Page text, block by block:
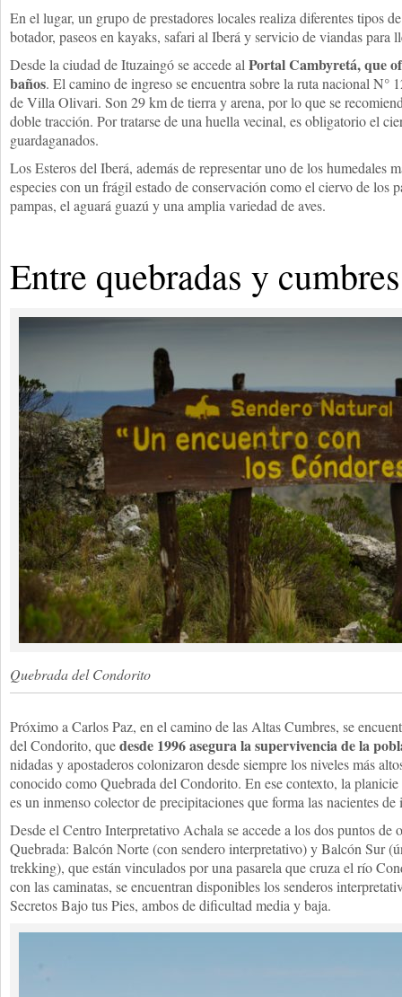
En el lugar, un grupo de prestadores locales realiza diferentes tipos
botador, paseos en kayaks, safari al Iberá y servicio de viandas para
Desde la ciudad de Ituzaingó se accede al Portal Cambyretá, que
baños. El camino de ingreso se encuentra sobre la ruta nacional N°
de Villa Olivari. Son 29 km de tierra y arena, por lo que se
doble tracción. Por tratarse de una huella vecinal, es obligatorio el
guardaganados.
Los Esteros del Iberá, además de representar uno de los humedales
especies con un frágil estado de conservación como el ciervo de los
pampas, el aguará guazú y una amplia variedad de aves.
Entre quebradas y cumbres
Quebrada del Condorito
Próximo a Carlos Paz, en el camino de las Altas Cumbres, se
del Condorito, quedesde 1996 asegura la supervivencia de la
nidadas y apostaderos colonizaron desde siempre los niveles más
conocido como Quebrada del Condorito. En ese contexto, la
es un inmenso colector de precipitaciones que forma las nacientes
Desde el Centro Interpretativo Achala se accede a los dos puntos de
Quebrada: Balcón Norte (con sendero interpretativo) y Balcón Sur
trekking), que están vinculados por una pasarela que cruza el río
con las caminatas, se encuentran disponibles los senderos
Secretos Bajo tus Pies, ambos de dificultad media y baja.